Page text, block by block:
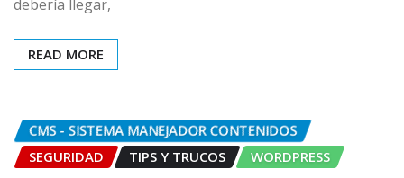
debería llegar,
READ MORE
CMS - SISTEMA MANEJADOR CONTENIDOS
SEGURIDAD
TIPS Y TRUCOS WORDPRESS